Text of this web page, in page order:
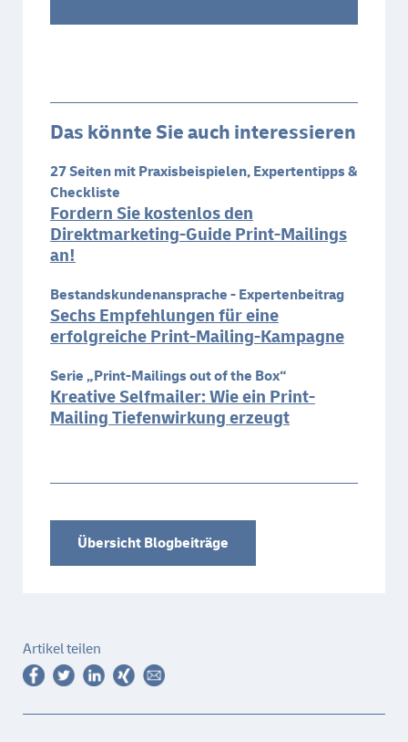
Das könnte Sie auch interessieren
27 Seiten mit Praxisbeispielen, Expertentipps &
Checkliste
Fordern Sie kostenlos den
Direktmarketing-Guide Print-Mailings
an!
Bestandskundenansprache - Expertenbeitrag
Sechs Empfehlungen für eine
erfolgreiche Print-Mailing-Kampagne
Serie „Print-Mailings out of the Box“
Kreative Selfmailer: Wie ein Print-
Mailing Tiefenwirkung erzeugt
Übersicht Blogbeiträge
Artikel teilen